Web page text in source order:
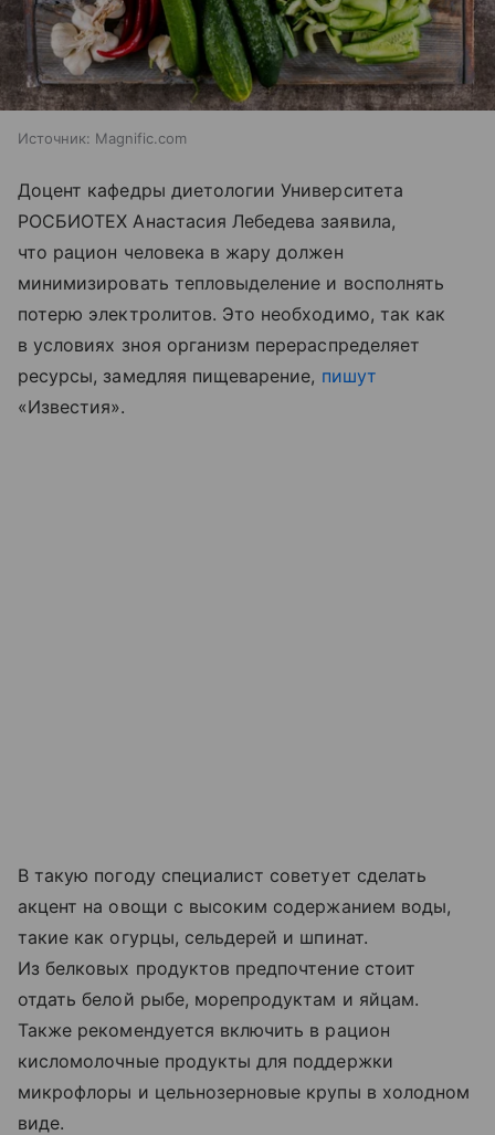
Источник: Magnific.com
Доцент кафедры диетологии Университета
РОСБИОТЕХ Анастасия Лебедева заявила,
что рацион человека в жару должен
минимизировать тепловыделение и восполнять
потерю электролитов. Это необходимо, так как
в условиях зноя организм перераспределяет
ресурсы, замедляя пищеварение, пишут
«Известия».
В такую погоду специалист советует сделать
акцент на овощи с высоким содержанием воды,
такие как огурцы, сельдерей и шпинат.
Из белковых продуктов предпочтение стоит
отдать белой рыбе, морепродуктам и яйцам.
Также рекомендуется включить в рацион
кисломолочные продукты для поддержки
микрофлоры и цельнозерновые крупы в холодном
виде.